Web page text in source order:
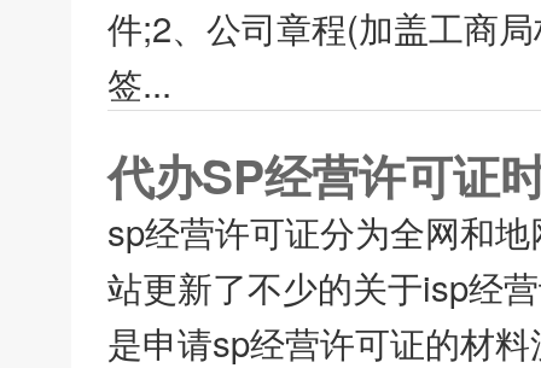
件;2、公司章程(加盖工商
签...
代办SP经营许可证
sp经营许可证分为全网和
站更新了不少的关于isp经
是申请sp经营许可证的材